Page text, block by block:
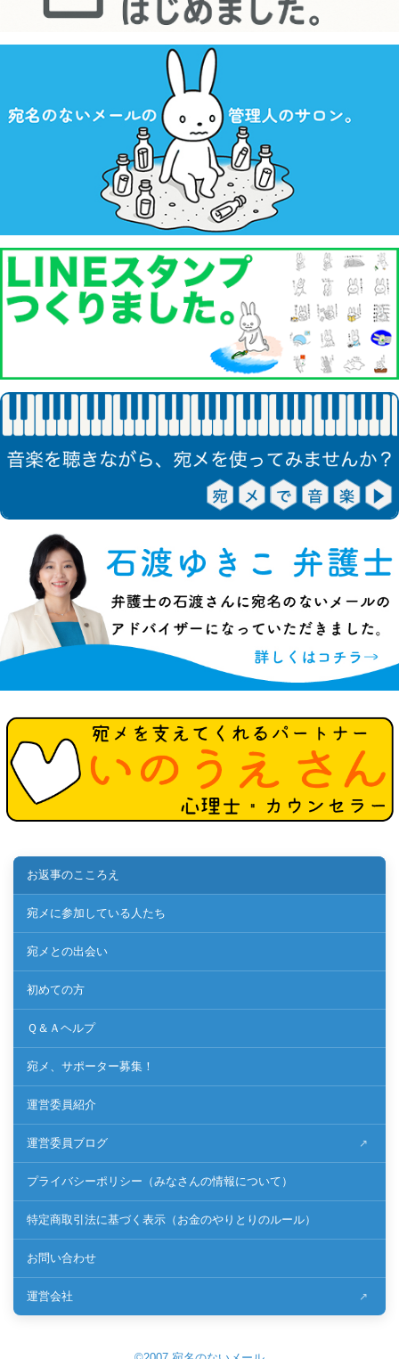
お返事のこころえ
宛メに参加している人たち
宛メとの出会い
初めての方
Ｑ＆Ａヘルプ
宛メ、サポーター募集！
運営委員紹介
運営委員ブログ
プライバシーポリシー（みなさんの情報について）
特定商取引法に基づく表示（お金のやりとりのルール）
お問い合わせ
運営会社